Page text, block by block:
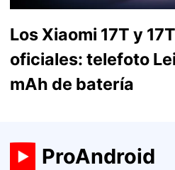
Los Xiaomi 17T y
oficiales: telefoto
mAh de batería
ProAndroid